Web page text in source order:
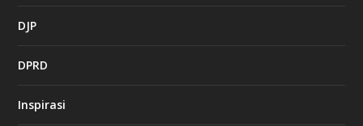
DJP
DPRD
Inspirasi